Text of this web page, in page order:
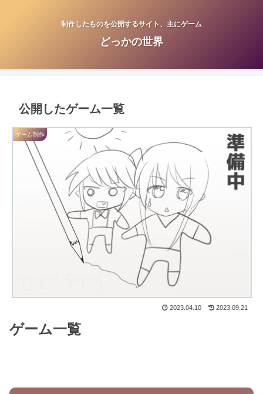
制作したものを公開するサイト、主にゲーム
どっかの世界
公開したゲーム一覧
ゲーム制作
2023.04.10 2023.09.21
ゲーム一覧